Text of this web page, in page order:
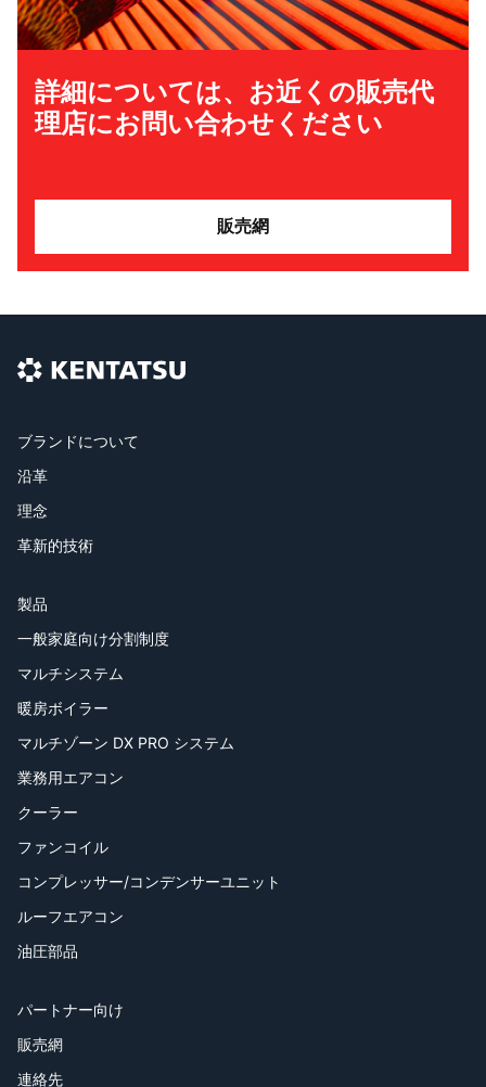
詳細については、お近くの販売代
理店にお問い合わせください
販売網
ブランドについて
沿革
理念
革新的技術
製品
一般家庭向け分割制度
マルチシステム
暖房ボイラー
マルチゾーン DX PRO システム
業務用エアコン
クーラー
ファンコイル
コンプレッサー/コンデンサーユニット
ルーフエアコン
油圧部品
パートナー向け
販売網
連絡先